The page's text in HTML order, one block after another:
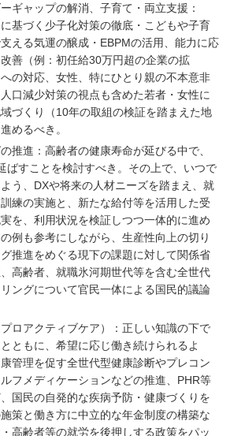
ギャップの解消、子育て・両立支援：
に基づく少子化対策の徹底・こどもや子育
える気運の醸成・EBPMの活用、能力に応
善（例：初任給30万円超の企業の拡
の対応、女性、特にひとり親の不本意非
口減少対策の視点も含めた若者・女性に
づくり（10年の取組の検証を踏まえた地
めるべき。
推進：高齢者の健康寿命が延びる中で、
ばすことを検討すべき。その上で、いつで
う、DXや将来の人材ニーズを踏まえ、就
練の実施と、新たな給付等を活用した受
を、利用状況を検証しつつ一体的に進め
例も参考にしながら、生産性向上の切り
推進をめぐる現下の課題に対して関係省
高齢者、就職氷河期世代等を含む全世代
ングについて官民一体による国民的議論
ロアクティブケア）：正しい知識の下で
ともに、希望に応じ働き続けられるよ
管理を促す全世代型健康診断やプレコン
フメディケーションなどの推進、PHR等
国民の自発的な疾病予防・健康づくりを
策と働き方に中立的な年金制度の構築な
高齢者等の就労を後押しする政策をパッ